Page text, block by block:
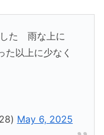
した 雨な上に
た以上に少なく
May 6, 2025